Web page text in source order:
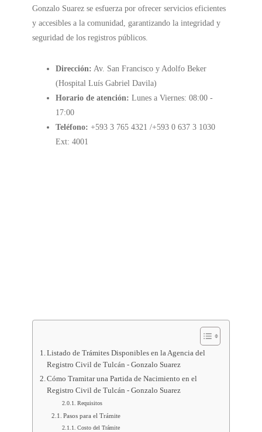
Gonzalo Suarez se esfuerza por ofrecer servicios eficientes
y accesibles a la comunidad, garantizando la integridad y
seguridad de los registros públicos.
Dirección: Av. San Francisco y Adolfo Beker
(Hospital Luís Gabriel Davila)
Horario de atención: Lunes a Viernes: 08:00 -
17:00
Teléfono: +593 3 765 4321 /+593 0 637 3 1030
Ext: 4001
Listado de Trámites Disponibles en la Agencia del
Registro Civil de Tulcán - Gonzalo Suarez
Cómo Tramitar una Partida de Nacimiento en el
Registro Civil de Tulcán - Gonzalo Suarez
Requisitos
Pasos para el Trámite
Costo del Trámite